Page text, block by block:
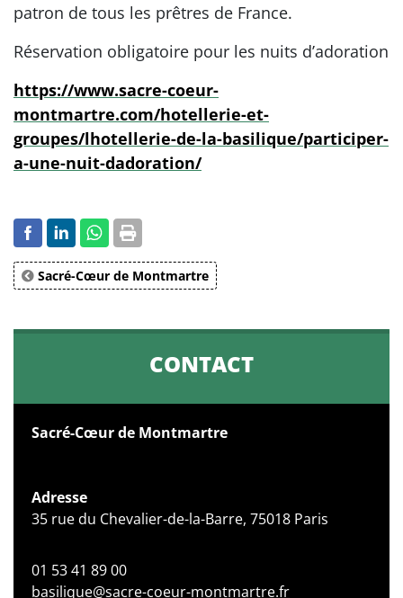
patron de tous les prêtres de France.
Réservation obligatoire pour les nuits d’adoration
https://www.sacre-coeur-
montmartre.com/hotellerie-et-
groupes/lhotellerie-de-la-basilique/participer-
a-une-nuit-dadoration/
Sacré-Cœur de Montmartre
CONTACT
Sacré-Cœur de Montmartre
Adresse
35 rue du Chevalier-de-la-Barre, 75018 Paris
01 53 41 89 00
basilique@sacre-coeur-montmartre.fr